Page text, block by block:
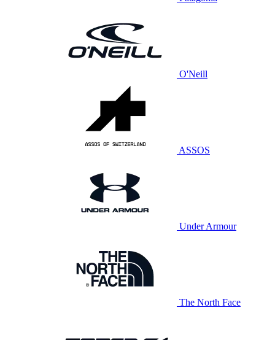
O'Neill
ASSOS
Under Armour
The North Face